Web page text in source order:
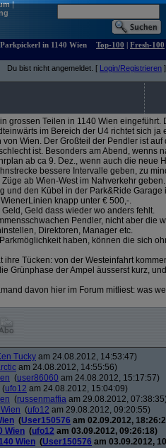
|
Parkpickerl in 1140 Wien
Top-100 | Fresh-100
Du bist nicht angemeldet. [ Login/Registrieren ]
grossen Teilen in 1140 Wien
im Bereich der U4 richtet sich
Wien. Der Großteil der Pendler ist
ist. Besonders am Abend, wenns
ab ca 9. Dez., wenn auch die neue
bessere Intervalle geben, zu
ab Wien-West im Nahverkehr geben.
und den Kübel in der Park&Ride
knapp unter € 500,-.
Geld dass wieder wo anders fehlt.
Pendler, nicht aber die
Direktoren, Manager etc.
haben, können die sich
ihre Tücken: von der Westeinfahrt
Grünphase der Ampel äusserst kurz,
davon hier im Forum mitliest: was
Tucky am 24.08.2012, 14:53:47)
am 24.08.2012, 14:55:56)
(user86060 am 24.08.2012, 15:17:57)
(ufo12 am 24.08.2012, 15:04:09)
(russenmaffia am 29.08.2012,
(ufo12 am 29.08.2012, 09:20:55)
(User150576 am 02.09.2012,
Wien (ufo12 am 03.09.2012, 09:26:18)
Wien (User150576 am 03.09.2012,